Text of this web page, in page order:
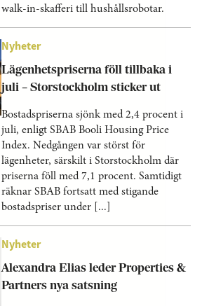
walk-in-skafferi till hushållsrobotar.
Nyheter
Lägenhetspriserna föll tillbaka i
juli – Storstockholm sticker ut
Bostadspriserna sjönk med 2,4 procent i
juli, enligt SBAB Booli Housing Price
Index. Nedgången var störst för
lägenheter, särskilt i Storstockholm där
priserna föll med 7,1 procent. Samtidigt
räknar SBAB fortsatt med stigande
bostadspriser under [...]
Nyheter
Alexandra Elias leder Properties &
Partners nya satsning